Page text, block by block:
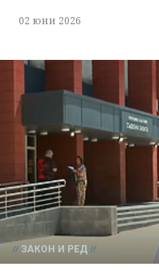
02 юни 2026
ЗАКОН И РЕД